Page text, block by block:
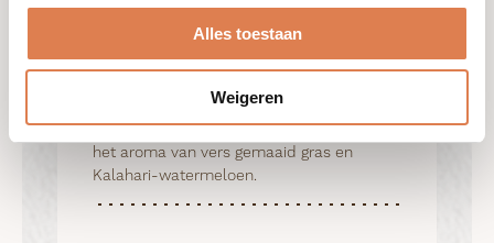
Alles toestaan
Weigeren
Voordelen:
Tsamma Blend: De geur van de aarde na
een Afrikaanse regenbui, vermengd met
het aroma van vers gemaaid gras en
Kalahari-watermeloen.